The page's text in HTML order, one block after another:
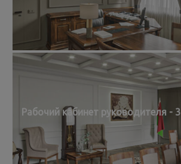
Рабочий кабинет руководителя - 3